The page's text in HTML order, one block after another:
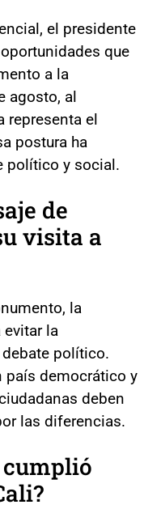
el presidente
que
a la
agosto, al
representa el
postura ha
político y social.
de
visita a
la
la
político.
país democrático y
deben
las diferencias.
cumplió